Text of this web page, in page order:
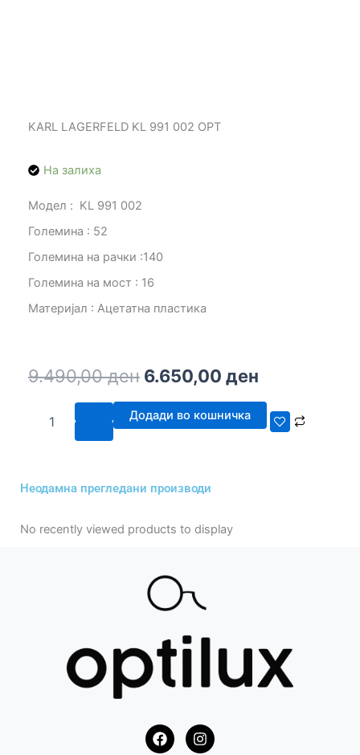
KARL LAGERFELD KL 991 002 OPT
На залиха
Модел : KL 991 002
Големина : 52
Големина на рачки :140
Големина на мост : 16
Материјал : Ацетатна пластика
9.490,00ден Original
was:
9.490,00 ден.
6.650,00 ден
is:
6.650,00
LAGERFELD
OPT
Додади во кошничка
Неодамна прегледани производи
No recently viewed products to display
F
a
I
n